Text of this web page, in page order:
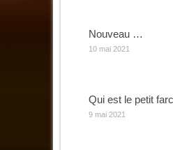
Nouveau …
10 mai 2021
Qui est le petit
9 mai 2021